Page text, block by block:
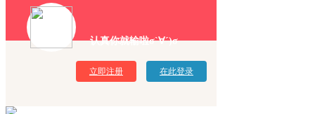
认真你就输啦σ`∀´)σ
立即注册 在此登录